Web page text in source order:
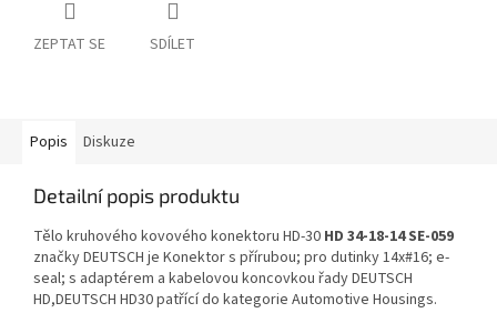
ZEPTAT SE SDÍLET
Popis Diskuze
Detailní popis produktu
Tělo kruhového kovového konektoru HD-30 HD 34-18-14 SE-059
značky DEUTSCH je Konektor s přírubou; pro dutinky 14x#16; e-
seal; s adaptérem a kabelovou koncovkou řady DEUTSCH
HD,DEUTSCH HD30 patřící do kategorie Automotive Housings.